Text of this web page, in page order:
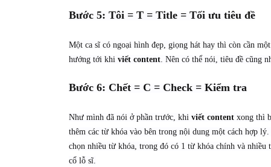
Bước 5: Tôi = T = Title = Tối ưu tiêu đề
Một ca sĩ có ngoại hình đẹp, giọng hát hay thì còn cần
hướng tới khi viết content. Nên có thể nói, tiêu đề cũng
Bước 6: Chết = C = Check = Kiểm tra
Như mình đã nói ở phần trước, khi viết content xong thì
thêm các từ khóa vào bên trong nội dung một cách hợp
chọn nhiều từ khóa, trong đó có 1 từ khóa chính và
cổ lỗ sĩ.